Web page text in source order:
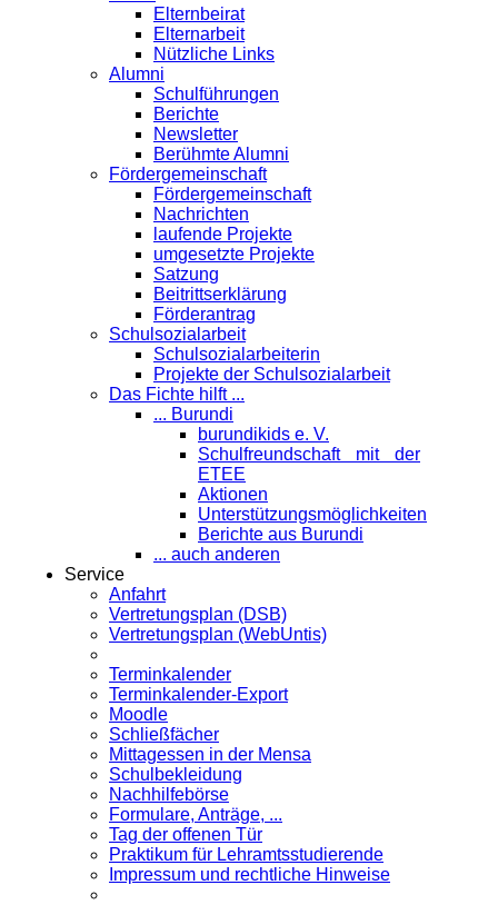
Elternbeirat
Elternarbeit
Nützliche Links
Alumni
Schulführungen
Berichte
Newsletter
Berühmte Alumni
Förder­gemeinschaft
Fördergemeinschaft
Nachrichten
laufende Projekte
umgesetzte Projekte
Satzung
Beitrittserklärung
Förderantrag
Schul­sozialarbeit
Schulsozialarbeiterin
Projekte der Schulsozialarbeit
Das Fichte hilft ...
... Burundi
burundikids e. V.
Schulfreundschaft mit der
ETEE
Aktionen
Unterstützungsmöglichkeiten
Berichte aus Burundi
... auch anderen
Service
Anfahrt
Vertretungsplan (DSB)
Vertretungsplan (WebUntis)
Terminkalender
Terminkalender-Export
Moodle
Schließfächer
Mittagessen in der Mensa
Schulbekleidung
Nachhilfebörse
Formulare, Anträge, ...
Tag der offenen Tür
Praktikum für Lehramts­studierende
Impressum und rechtliche Hinweise